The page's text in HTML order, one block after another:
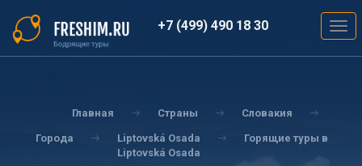
основному
содержанию
+7 (499) 490 18 30
Главная Страны Словакия
Города Liptovská Osada
Горящие туры в
Liptovská Osada